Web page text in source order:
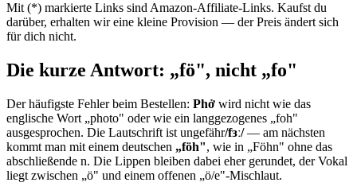
Mit (*) markierte Links sind Amazon-Affiliate-Links. Kaufst du
darüber, erhalten wir eine kleine Provision — der Preis ändert sich
für dich nicht.
Die kurze Antwort: „fö", nicht „fo"
Der häufigste Fehler beim Bestellen: Phở wird nicht wie das
englische Wort „photo" oder wie ein langgezogenes „foh"
ausgesprochen. Die Lautschrift ist ungefähr/fɜː/— am nächsten
kommt man mit einem deutschen „föh", wie in „Föhn" ohne das
abschließende n. Die Lippen bleiben dabei eher gerundet, der Vokal
liegt zwischen „ö" und einem offenen „ö/e"-Mischlaut.